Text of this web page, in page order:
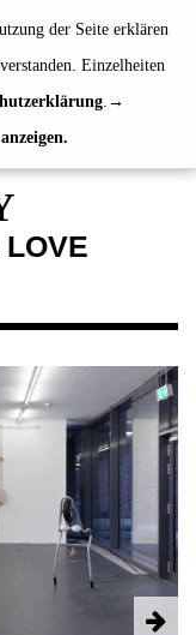
der Seite erklären
Einzelheiten
.
de | en